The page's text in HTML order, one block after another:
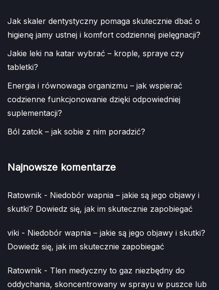
Jak skaler dentystyczny pomaga skutecznie dbać o
higienę jamy ustnej i komfort codziennej pielęgnacji?
Jakie leki na katar wybrać – krople, spraye czy
tabletki?
Energia i równowaga organizmu – jak wspierać
codzienne funkcjonowanie dzięki odpowiedniej
suplementacji?
Ból zatok – jak sobie z nim poradzić?
Najnowsze komentarze
Ratownik - Niedobór wapnia – jakie są jego objawy i
skutki? Dowiedz się, jak im skutecznie zapobiegać
viki - Niedobór wapnia – jakie są jego objawy i skutki?
Dowiedz się, jak im skutecznie zapobiegać
Ratownik - Tlen medyczny to gaz niezbędny do
oddychania, skoncentrowany w sprayu w puszce lub